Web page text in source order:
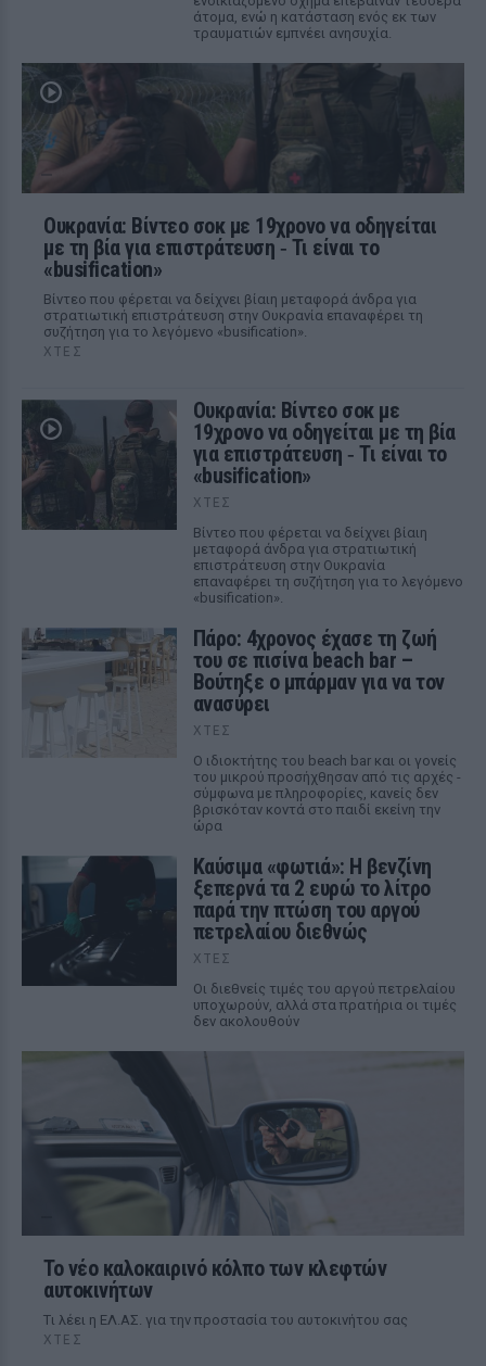
άτομα, ενώ η κατάσταση ενός εκ των
τραυματιών εμπνέει ανησυχία.
Ουκρανία: Βίντεο σοκ με 19χρονο να οδηγείται
με τη βία για επιστράτευση ‑ Τι είναι το
«busification»
Βίντεο που φέρεται να δείχνει βίαιη μεταφορά άνδρα για
στρατιωτική επιστράτευση στην Ουκρανία επαναφέρει τη
συζήτηση για το λεγόμενο «busification».
ΧΤΕΣ
Ουκρανία: Βίντεο σοκ με
19χρονο να οδηγείται με τη βία
για επιστράτευση ‑ Τι είναι το
«busification»
ΧΤΕΣ
Βίντεο που φέρεται να δείχνει βίαιη
μεταφορά άνδρα για στρατιωτική
επιστράτευση στην Ουκρανία
επαναφέρει τη συζήτηση για το λεγόμενο
«busification».
Πάρο: 4χρονος έχασε τη ζωή
του σε πισίνα beach bar –
Βούτηξε ο μπάρμαν για να τον
ανασύρει
ΧΤΕΣ
Ο ιδιοκτήτης του beach bar και οι γονείς
του μικρού προσήχθησαν από τις αρχές -
σύμφωνα με πληροφορίες, κανείς δεν
βρισκόταν κοντά στο παιδί εκείνη την
ώρα
Καύσιμα «φωτιά»: Η βενζίνη
ξεπερνά τα 2 ευρώ το λίτρο
παρά την πτώση του αργού
πετρελαίου διεθνώς
ΧΤΕΣ
Οι διεθνείς τιμές του αργού πετρελαίου
υποχωρούν, αλλά στα πρατήρια οι τιμές
δεν ακολουθούν
Το νέο καλοκαιρινό κόλπο των κλεφτών
αυτοκινήτων
Tι λέει η ΕΛ.ΑΣ. για την προστασία του αυτοκινήτου σας
ΧΤΕΣ